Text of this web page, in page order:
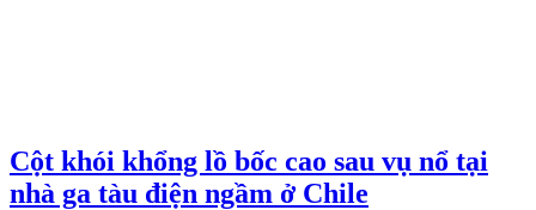
Cột khói khổng lồ bốc cao sau vụ nổ tại
nhà ga tàu điện ngầm ở Chile